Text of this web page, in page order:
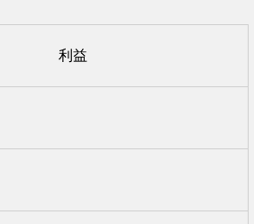
利益